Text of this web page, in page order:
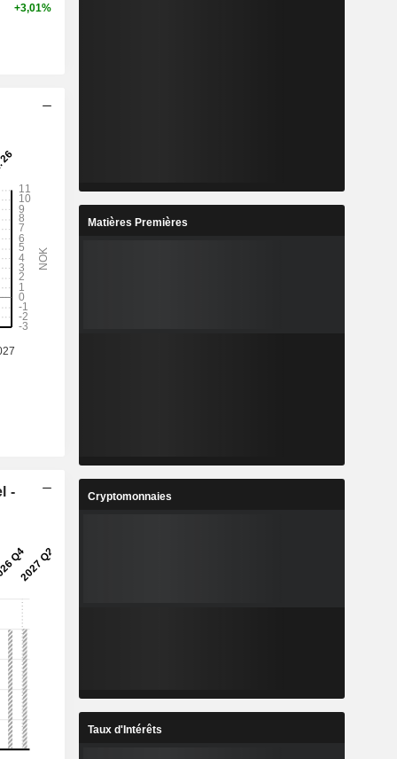
+3,01%
-
Matières Premières
Cryptomonnaies
Taux d'Intérêts